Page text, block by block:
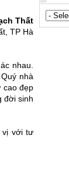
Thất
TP Hà
nhau.
nhà
cao đẹp
đời sinh
vị với tư